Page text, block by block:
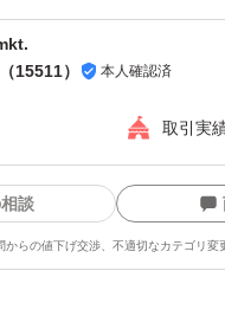
ナッツのミックスは発送
能性がございます。ご
（15511） 本人確認済
取引実
談
からの値下げ交渉、不適切なカテゴリ変